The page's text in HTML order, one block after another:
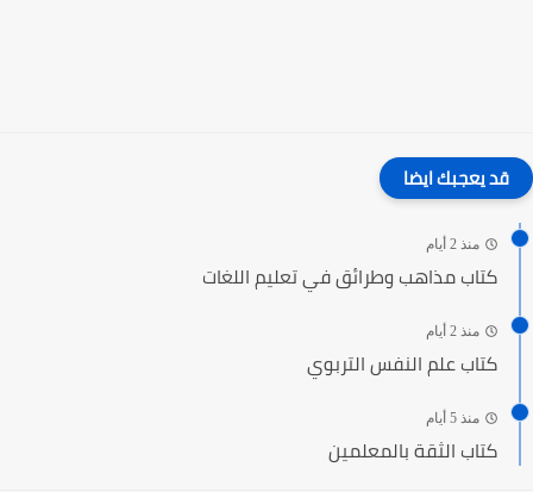
قد يعجبك ايضا
منذ 2 أيام
كتاب مذاهب وطرائق في تعليم اللغات
منذ 2 أيام
كتاب علم النفس التربوي
منذ 5 أيام
كتاب الثقة بالمعلمين